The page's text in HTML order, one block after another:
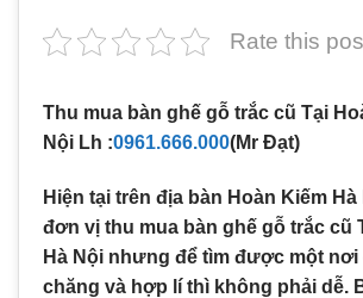
Rate this
Thu mua bàn ghế gỗ trắc cũ Tại
Nội Lh :0961.666.000(Mr Đạt)
Hiện tại trên địa bàn Hoàn Kiếm
đơn vị thu mua bàn ghế gỗ trắc cũ
Hà Nội nhưng để tìm được một nơi
chăng và hợp lí thì không phải dễ.